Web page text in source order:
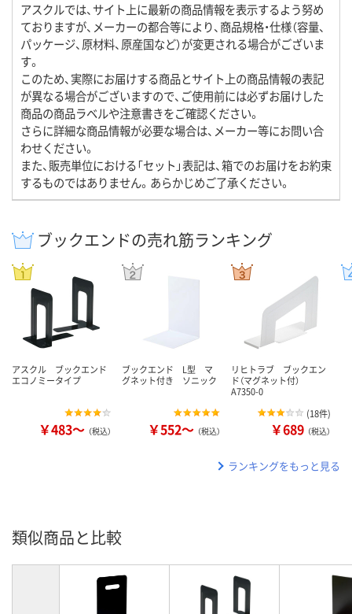
アスクルでは、サイト上に最新の商品情報を表示するよう努め
ておりますが、メーカーの都合等により、商品規格・仕様（容量、
パッケージ、原材料、原産国など）が変更される場合がございま
す。
このため、実際にお届けする商品とサイト上の商品情報の表記
が異なる場合がございますので、ご使用前には必ずお届けした
商品の商品ラベルや注意書きをご確認ください。
さらに詳細な商品情報が必要な場合は、メーカー等にお問い合
わせください。
また、販売単位における「セット」表記は、箱でのお届けをお約束
するものではありません。あらかじめご了承ください。
ブックエンドの売れ筋ランキング
アスクル ブックエンド
エコノミータイプ
￥483～ （税込）
ブックエンド L型 マ
グネット付き ソニック
￥552～ （税込）
リヒトラブ ブックエン
ド（マグネット付）
A7350-0
(18件)
￥689 （税込）
ランキングをもっと見る
類似商品と比較